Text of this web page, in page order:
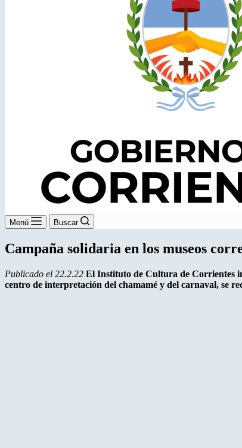
Menú Buscar
Campaña solidaria en los museos
Publicado el 22.2.22 El Instituto de Cultura de Corrientes
centro de interpretación del chamamé y del carnaval, se